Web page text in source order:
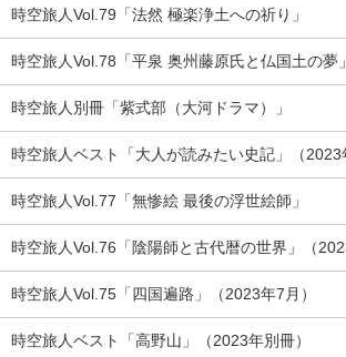
時空旅人Vol.79「法然 極楽浄土への祈り」
時空旅人Vol.78「平泉 奥州藤原氏と仏国土の夢」
時空旅人別冊「紫式部（大河ドラマ）」
時空旅人ベスト「大人が読みたい史記」（2023
時空旅人Vol.77「無惨絵 最後の浮世絵師」
時空旅人Vol.76「陰陽師と古代暦の世界」（
時空旅人Vol.75「四国遍路」（2023年7月）
時空旅人ベスト「高野山」（2023年別冊）